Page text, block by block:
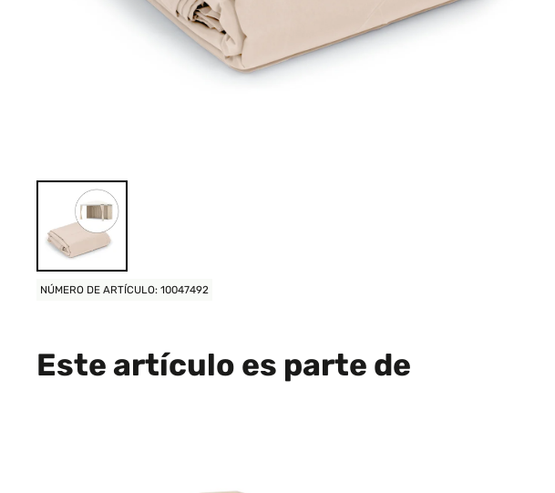
NÚMERO DE ARTÍCULO: 10047492
Este artículo es parte de